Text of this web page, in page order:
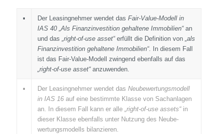
▪ Der Leasingnehmer wendet das Fair-Value-Modell in
IAS 40 „Als Finanzinvestition gehaltene Immobilien“an
und das „right-of-use asset“erfüllt die Definition von „als
Finanzinvestition gehaltene Immobilien“. In diesem Fall
ist das Fair-Value-Modell zwingend ebenfalls auf das
„right-of-use asset“anzuwenden.
▪ Der Leasingnehmer wendet das Neube­wertungsmodell
in IAS 16auf eine bestimmte Klasse von Sachanlagen
an. In diesem Fall kann er alle „right-of-use assets“in
dieser Klasse ebenfalls unter Nutzung des Neube­
wertungsmodells bilanzieren.